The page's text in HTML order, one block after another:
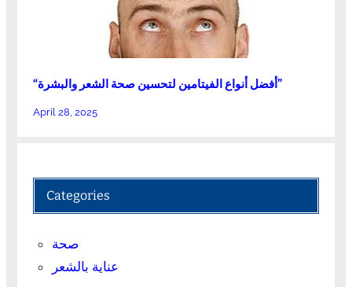
“أفضل أنواع الفيتامين لتحسين صحة الشعر والبشرة”
April 28, 2025
Categories
صحة
عناية بالشعر